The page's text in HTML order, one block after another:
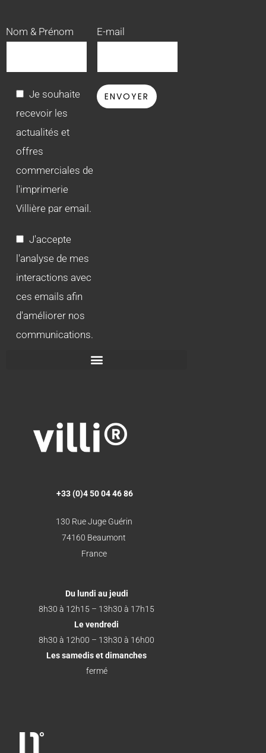
Nom & Prénom E-mail
Je souhaite
recevoir les
actualités et
offres
commerciales de
l'imprimerie
Villière par email.
J'accepte
l'analyse de mes
interactions avec
ces emails afin
d'améliorer nos
communications.
+33 (0)4 50 04 46 86
130 Rue Juge Guérin
74160 Beaumont
France
Du lundi au jeudi
8h30 à 12h15 – 13h30 à 17h15
Le vendredi
8h30 à 12h00 – 13h30 à 16h00
Les samedis et dimanches
fermé